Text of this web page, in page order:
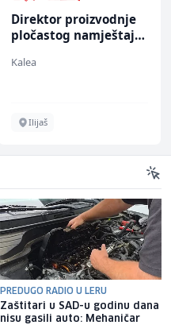
Direktor proizvodnje
pločastog namještaja
Kalea
Ilijaš
PREDUGO RADIO U LERU
Zaštitari u SAD-u godinu dana
nisu gasili auto: Mehaničar